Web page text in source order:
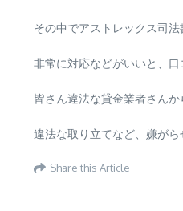
その中でアストレックス司
非常に対応などがいいと、口
皆さん違法な貸金業者さんか
違法な取り立てなど、嫌がら
Share this Article